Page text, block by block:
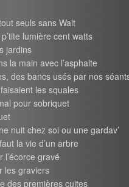
seuls sans Walt
lumière cent watts
jardins
la main avec l’asphalte
des bancs usés par nos
les squales
pour sobriquet
nuit chez soi ou une gardav’
la vie d’un arbre
l’écorce gravé
les graviers
des premières cuites